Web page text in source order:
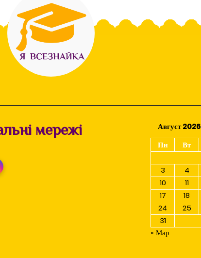
мережі
Август 2026
Пн
Вт
3
4
10
11
17
18
24
25
31
« Мар